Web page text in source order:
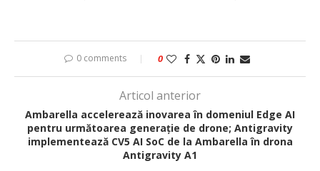
0 comments 0
Articol anterior
Ambarella accelerează inovarea în domeniul Edge AI
pentru următoarea generație de drone; Antigravity
implementează CV5 AI SoC de la Ambarella în drona
Antigravity A1